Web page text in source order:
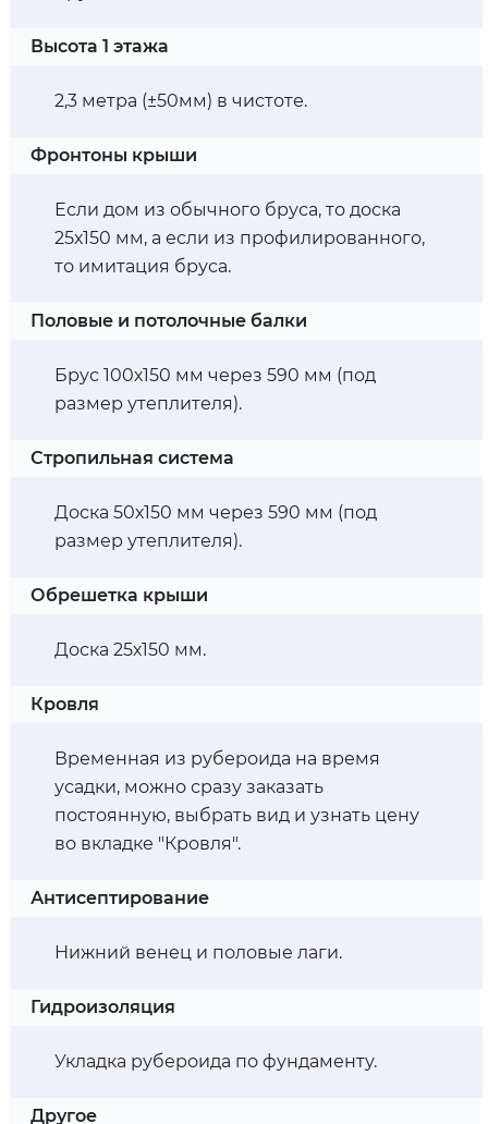
Высота 1 этажа
2,3 метра (±50мм) в чистоте.
Фронтоны крыши
Если дом из обычного бруса, то доска
25х150 мм, а если из профилированного,
то имитация бруса.
Половые и потолочные балки
Брус 100х150 мм через 590 мм (под
размер утеплителя).
Стропильная система
Доска 50х150 мм через 590 мм (под
размер утеплителя).
Обрешетка крыши
Доска 25х150 мм.
Кровля
Временная из рубероида на время
усадки, можно сразу заказать
постоянную, выбрать вид и узнать цену
во вкладке "Кровля".
Антисептирование
Нижний венец и половые лаги.
Гидроизоляция
Укладка рубероида по фундаменту.
Другое